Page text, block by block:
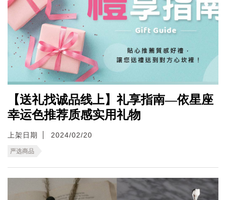
【送礼找诚品线上】礼享指南—依星座
幸运色推荐质感实用礼物
上架日期 2024/02/20
严选商品